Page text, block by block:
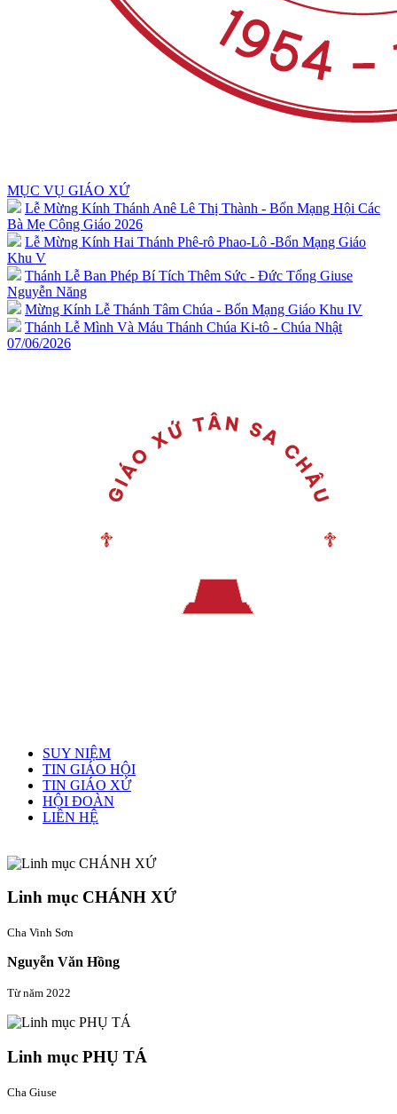
MỤC VỤ GIÁO XỨ
Lễ Mừng Kính Thánh Anê Lê Thị Thành - Bổn Mạng Hội Các
Bà Mẹ Công Giáo 2026
Lễ Mừng Kính Hai Thánh Phê-rô Phao-Lô -Bổn Mạng Giáo
Khu V
Thánh Lễ Ban Phép Bí Tích Thêm Sức - Đức Tổng Giuse
Nguyễn Năng
Mừng Kính Lễ Thánh Tâm Chúa - Bổn Mạng Giáo Khu IV
Thánh Lễ Mình Và Máu Thánh Chúa Ki-tô - Chúa Nhật
07/06/2026
SUY NIỆM
TIN GIÁO HỘI
TIN GIÁO XỨ
HỘI ĐOÀN
LIÊN HỆ
Linh mục CHÁNH XỨ
Cha Vinh Sơn
Nguyễn Văn Hồng
Từ năm 2022
Linh mục PHỤ TÁ
Cha Giuse